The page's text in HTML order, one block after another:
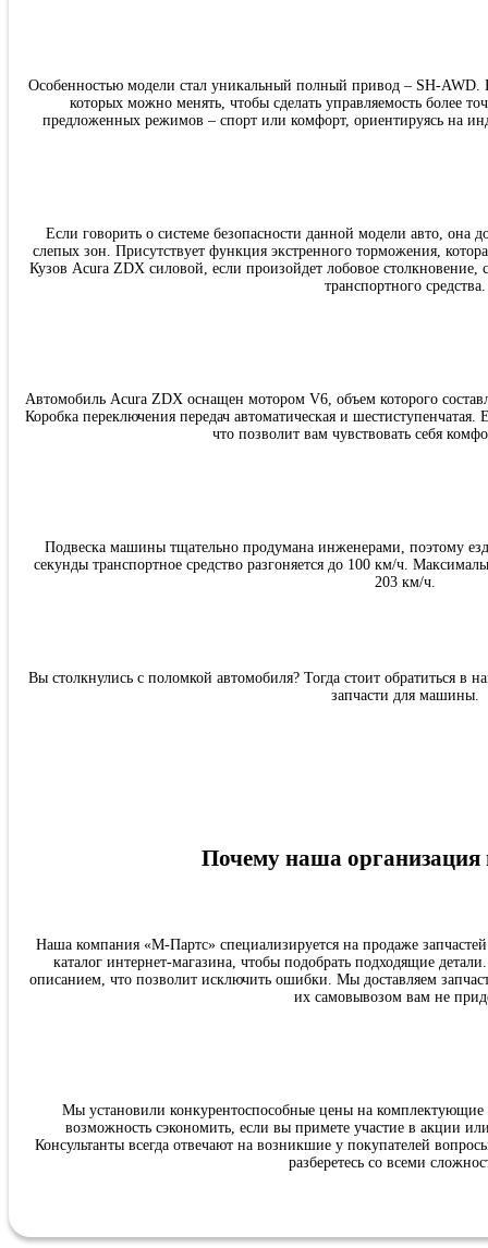
Особенностью модели стал уникальный полный привод – SH-AWD.
которых можно менять, чтобы сделать управляемость более
предложенных режимов – спорт или комфорт, ориентируясь на
Если говорить о системе безопасности данной модели авто, она
слепых зон. Присутствует функция экстренного торможения,
Кузов Acura ZDX силовой, если произойдет лобовое столкновение,
транспортного средства.
Автомобиль Acura ZDX оснащен мотором V6, объем которого
Коробка переключения передач автоматическая и
что позволит вам чувствовать себя
Подвеска машины тщательно продумана инженерами, поэтому
секунды транспортное средство разгоняется до 100 км/ч.
203 км/ч.
Вы столкнулись с поломкой автомобиля? Тогда стоит обратиться
запчасти для машины.
Почему наша организация
Наша компания «М-Партс» специализируется на продаже
каталог интернет-магазина, чтобы подобрать подходящие
описанием, что позволит исключить ошибки. Мы доставляем
их самовывозом вам не
Мы установили конкурентоспособные цены на комплектующие
возможность сэкономить, если вы примете участие в акции
Консультанты всегда отвечают на возникшие у покупателей
разберетесь со всеми